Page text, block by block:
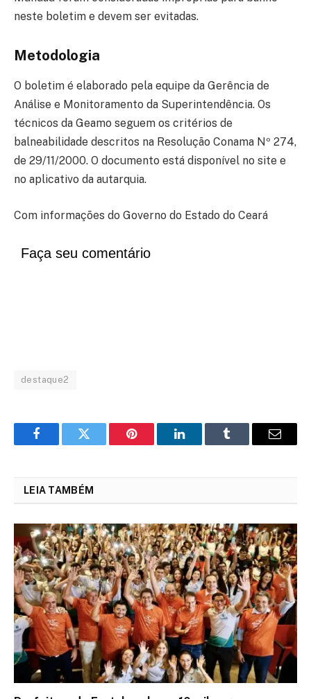
neste boletim e devem ser evitadas.
Metodologia
O boletim é elaborado pela equipe da Gerência de
Análise e Monitoramento da Superintendência. Os
técnicos da Geamo seguem os critérios de
balneabilidade descritos na Resolução Conama Nº 274,
de 29/11/2000. O documento está disponível no site e
no aplicativo da autarquia.
Com informações do Governo do Estado do Ceará
Faça seu comentário
destaque2
FacebookTwitter Pinterest LinkedInTumblr Email
LEIA TAMBÉM